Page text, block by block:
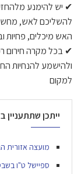
✔ יש להימנע
להשליכם לאש,
האש מיכלים, פחיות
ולהישמע להנחיות
למקום
ייתכן שתתעניין ב
מועצה אזורית
ספיישל ט"ו